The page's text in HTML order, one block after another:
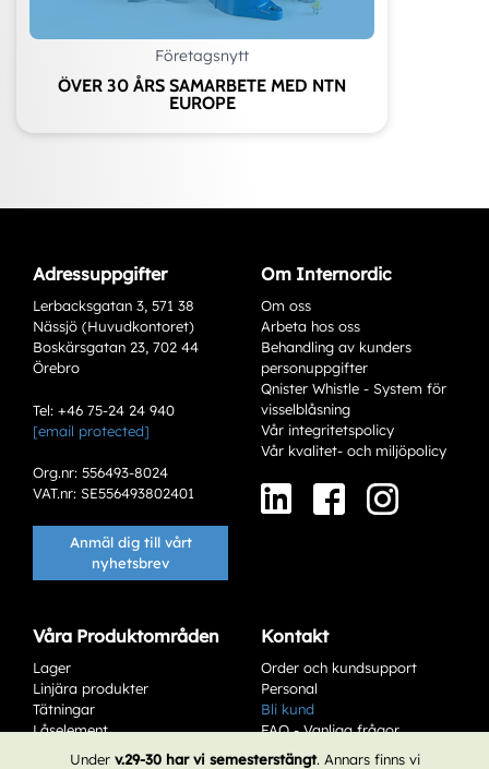
Under v.29-30 har vi semesterstängt. Annars finns vi
Företagsnytt
ÖVER 30 ÅRS SAMARBETE MED NTN
EUROPE
Varianter
Add to existing cart row
Add as new cart row
Adressuppgifter
Lerbacksgatan 3, 571 38
Nässjö (Huvudkontoret)
Boskärsgatan 23, 702 44
Örebro
Tel: +46 75-24 24 940
[email protected]
Org.nr: 556493-8024
VAT.nr: SE556493802401
Anmäl dig till vårt
nyhetsbrev
Om Internordic
Om oss
Arbeta hos oss
Behandling av kunders
personuppgifter
Qnister Whistle - System för
visselblåsning
Vår integritetspolicy
Vår kvalitet- och miljöpolicy
Våra Produktområden
Lager
Linjära produkter
Tätningar
Låselement
Service & Underhåll
Kontakt
Order och kundsupport
Personal
Bli kund
FAQ - Vanliga frågor
Affärsvillkor